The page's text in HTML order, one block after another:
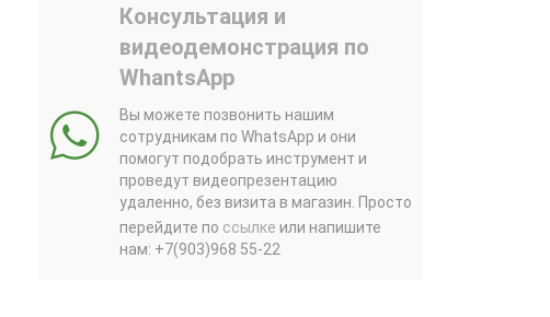
Консультация и
видеодемонстрация по
WhantsApp
Вы можете позвонить нашим
сотрудникам по WhatsApp и они
помогут подобрать инструмент и
проведут видеопрезентацию
удаленно, без визита в магазин. Просто
перейдите по ссылке или напишите
нам: +7(903)968 55-22